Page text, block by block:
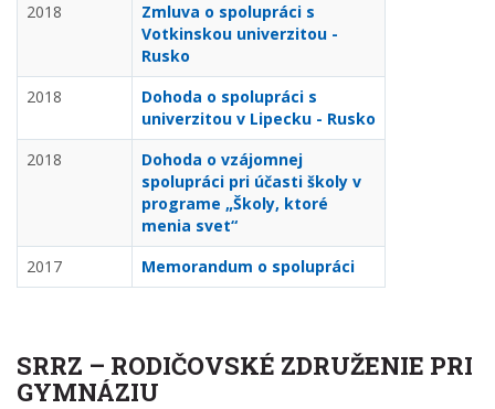
2018
Zmluva o spolupráci s
Votkinskou univerzitou -
Rusko
2018
Dohoda o spolupráci s
univerzitou v Lipecku - Rusko
2018
Dohoda o vzájomnej
spolupráci pri účasti školy v
programe „Školy, ktoré
menia svet“
2017
Memorandum o spolupráci
SRRZ – RODIČOVSKÉ ZDRUŽENIE PRI
GYMNÁZIU